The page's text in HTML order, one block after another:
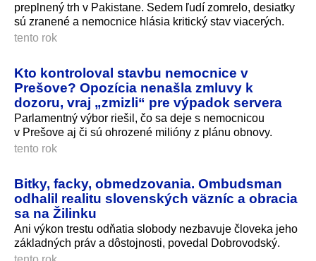
preplnený trh v Pakistane. Sedem ľudí zomrelo, desiatky
sú zranené a nemocnice hlásia kritický stav viacerých.
tento rok
Kto kontroloval stavbu nemocnice v
Prešove? Opozícia nenašla zmluvy k
dozoru, vraj „zmizli“ pre výpadok servera
Parlamentný výbor riešil, čo sa deje s nemocnicou
v Prešove aj či sú ohrozené milióny z plánu obnovy.
tento rok
Bitky, facky, obmedzovania. Ombudsman
odhalil realitu slovenských väzníc a obracia
sa na Žilinku
Ani výkon trestu odňatia slobody nezbavuje človeka jeho
základných práv a dôstojnosti, povedal Dobrovodský.